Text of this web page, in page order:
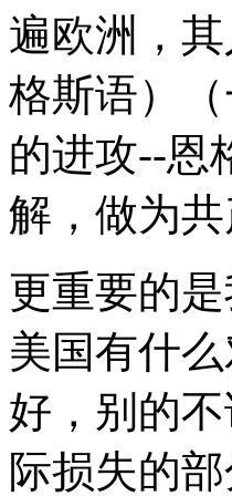
遍欧洲，
格斯语）
的进攻--恩
解，做为
更重要的
美国有什
好，别的
际损失的